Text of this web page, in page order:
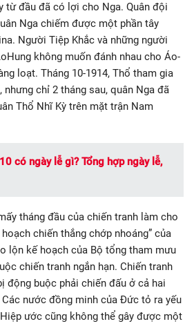
từ đầu đã có lợi cho Nga. Quân đội
Nga chiếm được một phần tây
Người Tiệp Khắc và những người
không muốn đánh nhau cho Áo-
loạt. Tháng 10-1914, Thổ tham gia
chỉ 2 tháng sau, quân Nga đã
Thổ Nhĩ Kỳ trên mặt trận Nam
có ngày lễ gì? Tổng hợp ngày lễ,
tháng đầu của chiến tranh làm cho
chiến thắng chớp nhoáng” của
lộn kế hoạch của Bộ tổng tham mưu
chiến tranh ngắn hạn. Chiến tranh
động buộc phải chiến đấu ở cả hai
nước đồng minh của Đức tỏ ra yếu
ước cũng không thể gây được một